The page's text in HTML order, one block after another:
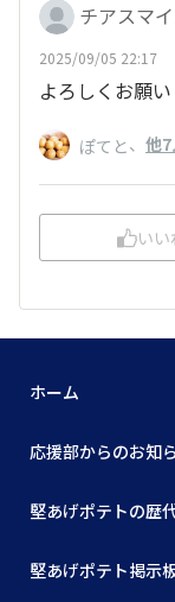
チアスマ
2025/09/05 22:17
よろしくお願い
ぽてと、 他7
いい
ホーム
応援部からのお知
堅あげポテトの歴
堅あげポテト掲示